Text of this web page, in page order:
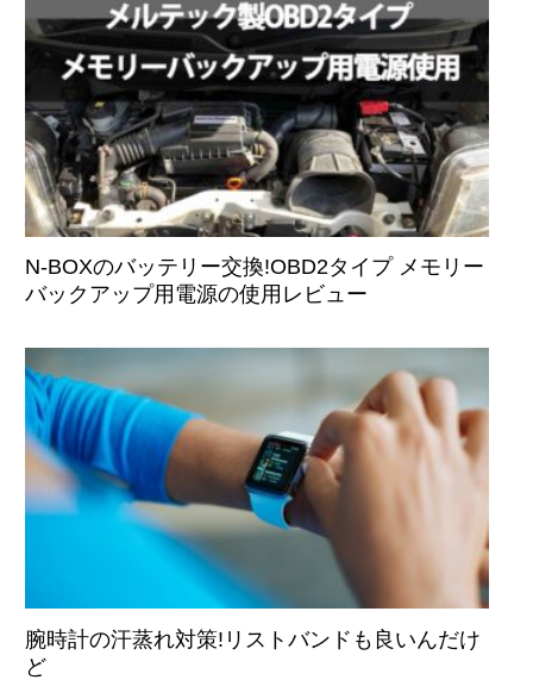
N-BOXのバッテリー交換!OBD2タイプ メモリー
バックアップ用電源の使用レビュー
腕時計の汗蒸れ対策!リストバンドも良いんだけ
ど